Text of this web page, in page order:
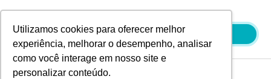
Utilizamos cookies para oferecer melhor
experiência, melhorar o desempenho, analisar
como você interage em nosso site e
personalizar conteúdo.
conteúdo